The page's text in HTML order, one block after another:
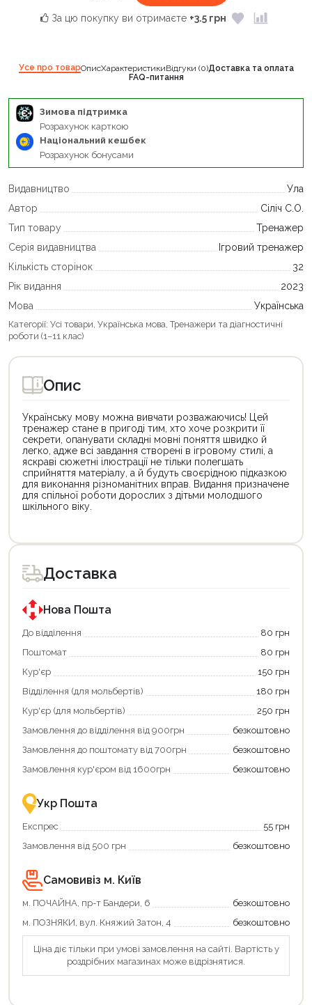
За цю покупку ви отримаєте +3.5 грн
Усе про товарОписХарактеристикиВідгуки (0)Доставка та оплата
FAQ-питання
Зимова підтримка
Розрахунок карткою
Національний кешбек
Розрахунок бонусами
Видавництво
Ула
Автор
Сіліч С.О.
Тип товару
Тренажер
Серія видавництва
Ігровий тренажер
Кількість сторінок
32
Рік видання
2023
Мова
Українська
Категорії: Усі товари, Українська мова, Тренажери та діагностичні
роботи (1–11 клас)
Опис
Українську мову можна вивчати розважаючись! Цей
тренажер стане в пригоді тим, хто хоче розкрити її
секрети, опанувати складні мовні поняття швидко й
легко, адже всі завдання створені в ігровому стилі, а
яскраві сюжетні ілюстрації не тільки полегшать
сприйняття матеріалу, а й будуть своєрідною підказкою
для виконання різноманітних вправ. Видання призначене
для спільної роботи дорослих з дітьми молодшого
шкільного віку.
товар
для
покупки
державною
програмою
єКнига.
Використовуйте
карту
щоб
зекономити
та
отримати
переваги!
картою
єКнига
–
зручно
та
товар
для
покупки
державною
програмою
«Національний
кешбек».
покупку
«Національний
кешбек»
та
отримуйте
повернення
Економте
більше
разом
державною
підтримкою!
Доставка
Нова Пошта
До відділення
80 грн
Поштомат
80 грн
Кур'єр
150 грн
Відділення (для мольбертів)
180 грн
Кур'єр (для мольбертів)
250 грн
Замовлення до відділення від 900грн
безкоштовно
Замовлення до поштомату від 700грн
безкоштовно
Замовлення кур'єром від 1600грн
безкоштовно
Укр Пошта
Експрес
55 грн
Замовлення від 500 грн
безкоштовно
Самовивіз м. Київ
м. ПОЧАЙНА, пр-т Бандери, 6
безкоштовно
м. ПОЗНЯКИ, вул. Княжий Затон, 4
безкоштовно
Ціна діє тільки при умові замовлення на сайті. Вартість у
роздрібних магазинах може відрізнятися.